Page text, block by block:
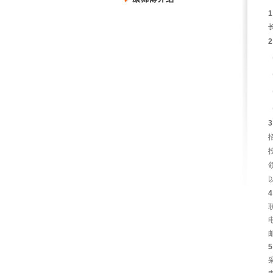
1
2
3
4
5